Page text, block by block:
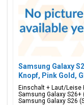
Samsung Galaxy
Knopf, Pink Gold,
Einschalt + Laut/Leise
Samsung Galaxy S26+
Samsung Galaxy S26